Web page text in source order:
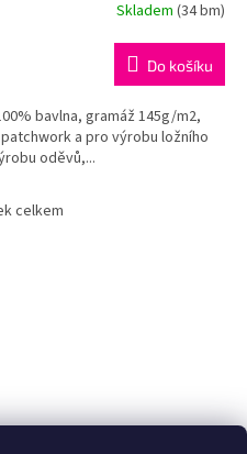
Skladem (34 bm)
Do košíku
bavlna, gramáž 145g/m2,
a pro výrobu ložního
oděvů,...
O
v
celkem